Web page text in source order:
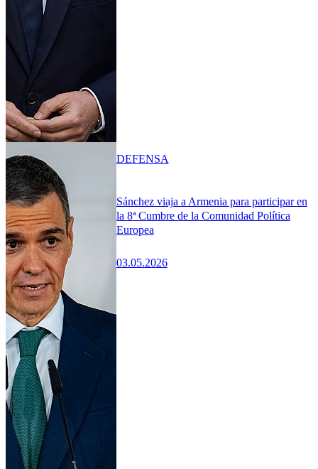
Sánchez viaja a Armenia para participar en
la 8ª Cumbre de la Comunidad Política
Europea
03.05.2026
DEFENSA